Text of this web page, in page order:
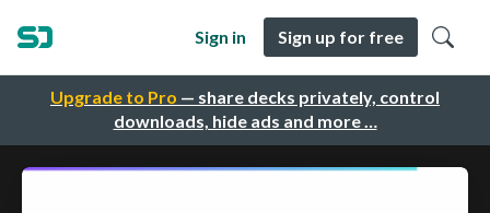
Upgrade to Pro — share decks privately, control
downloads, hide ads and more …
Sign in Sign up for free